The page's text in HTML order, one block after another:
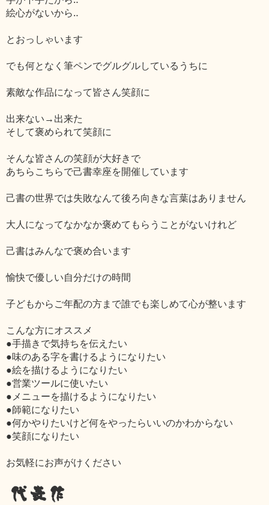
絵心がないから‥
とおっしゃいます
でも何となく筆ペンでグルグルしているうちに
素敵な作品になって皆さん笑顔に
出来ない→出来た
そして褒められて笑顔に
そんな皆さんの笑顔が大好きで
あちらこちらで己書幸座を開催しています
己書の世界では失敗なんて後ろ向きな言葉はありません
大人になってなかなか褒めてもらうことがないけれど
己書はみんなで褒め合います
愉快で優しい自分だけの時間
子どもからご年配の方まで誰でも楽しめて心が整います
こんな方にオススメ
●手描きで気持ちを伝えたい
●味のある字を書けるようになりたい
●絵を描けるようになりたい
●営業ツールに使いたい
●メニューを描けるようになりたい
●師範になりたい
●何かやりたいけど何をやったらいいのかわからない
●笑顔になりたい
お気軽にお声がけください
代表作